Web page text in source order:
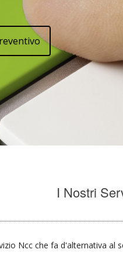
I Nostri
Ncc che fa d'alternativa al